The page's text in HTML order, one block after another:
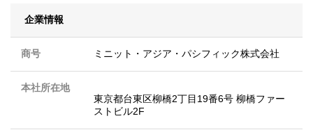
企業情報
商号 ミニット・アジア・パシフィック株式会社
本社所在地
東京都台東区柳橋2丁目19番6号 柳橋ファー
ストビル2F